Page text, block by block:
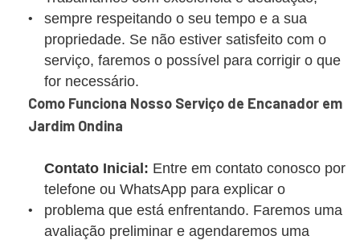
sempre respeitando o seu tempo e a sua
propriedade. Se não estiver satisfeito com o
serviço, faremos o possível para corrigir o que
for necessário.
Como Funciona Nosso Serviço de Encanador em
Jardim Ondina
Contato Inicial: Entre em contato conosco por
telefone ou WhatsApp para explicar o
problema que está enfrentando. Faremos uma
avaliação preliminar e agendaremos uma